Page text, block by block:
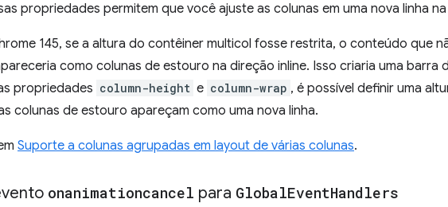
propriedades permitem que você ajuste as colunas em uma nova linha
145, se a altura do contêiner multicol fosse restrita, o conteúdo que
como colunas de estouro na direção inline. Isso criaria uma barra
propriedades column-height e column-wrap , é possível definir uma
colunas de estouro apareçam como uma nova linha.
Suporte a colunas agrupadas em layout de várias colunas.
onanimationcancel para GlobalEventHandlers